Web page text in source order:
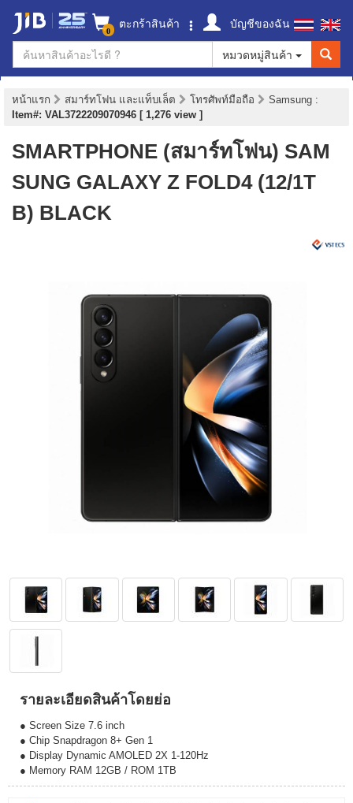
0 ตะกร้าสินค้า
บัญชีของฉัน
หมวดหมู่สินค้า
หน้าแรก สมาร์ทโฟน และแท็บเล็ต โทรศัพท์มือถือ Samsung :
Item#: VAL3722209070946 [ 1,276 view ]
SMARTPHONE (สมาร์ทโฟน) SAM
SUNG GALAXY Z FOLD4 (12/1T
B) BLACK
รายละเอียดสินค้าโดยย่อ
● Screen Size 7.6 inch
● Chip Snapdragon 8+ Gen 1
● Display Dynamic AMOLED 2X 1-120Hz
● Memory RAM 12GB / ROM 1TB